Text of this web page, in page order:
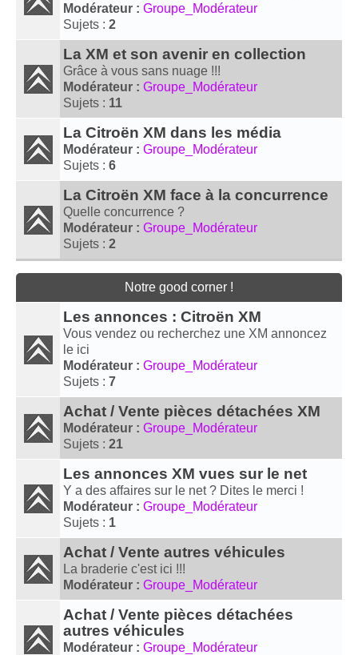
Modérateur : Groupe_Modérateur
Sujets : 2
La XM et son avenir en collection
Grâce à vous sans nuage !!!
Modérateur : Groupe_Modérateur
Sujets : 11
La Citroën XM dans les média
Modérateur : Groupe_Modérateur
Sujets : 6
La Citroën XM face à la concurrence
Quelle concurrence ?
Modérateur : Groupe_Modérateur
Sujets : 2
Notre good corner !
Les annonces : Citroën XM
Vous vendez ou recherchez une XM annoncez
le ici
Modérateur : Groupe_Modérateur
Sujets : 7
Achat / Vente pièces détachées XM
Modérateur : Groupe_Modérateur
Sujets : 21
Les annonces XM vues sur le net
Y a des affaires sur le net ? Dites le merci !
Modérateur : Groupe_Modérateur
Sujets : 1
Achat / Vente autres véhicules
La braderie c'est ici !!!
Modérateur : Groupe_Modérateur
Achat / Vente pièces détachées
autres véhicules
Modérateur : Groupe_Modérateur